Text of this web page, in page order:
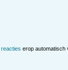
reacties erop automatisch